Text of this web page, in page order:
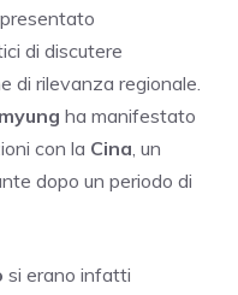
di discutere
di rilevanza regionale.
ha manifestato
con la Cina, un
dopo un periodo di
si erano infatti